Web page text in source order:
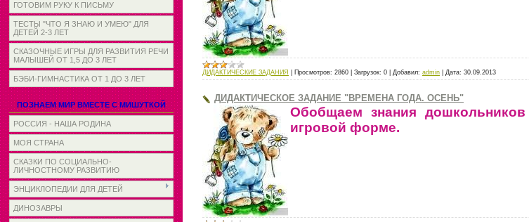
ГОТОВИМ РУКУ К ПИСЬМУ
ТЕСТЫ "ЧТО Я ЗНАЮ И УМЕЮ" ДЛЯ
ДЕТЕЙ 2-3 ЛЕТ
СКАЗОЧНЫЕ ИГРЫ ДЛЯ РАЗВИТИЯ РЕЧИ
МАЛЫШЕЙ ОТ 1,5 ДО 3 ЛЕТ
БЭБИ-ГИМНАСТИКА ОТ 1 ДО 3 ЛЕТ
ПОЗНАЕМ МИР ВМЕСТЕ С МИШУТКОЙ
РОССИЯ - НАША РОДИНА
МОЯ СТРАНА
СКАЗКИ ПО СОЦИАЛЬНО-
ЛИЧНОСТНОМУ РАЗВИТИЮ
ЭНЦИКЛОПЕДИИ ДЛЯ ДЕТЕЙ
ДИНОЗАВРЫ
ДИДАКТИЧЕСКИЕ ЗАДАНИЯ Просмотров: 2860 Загрузок: 0 Добавил: admin Дата: 30.09.2013
ДИДАКТИЧЕСКОЕ ЗАДАНИЕ "ВРЕМЕНА ГОДА. ОСЕНЬ"
Обобщаем знания
игровой форме.